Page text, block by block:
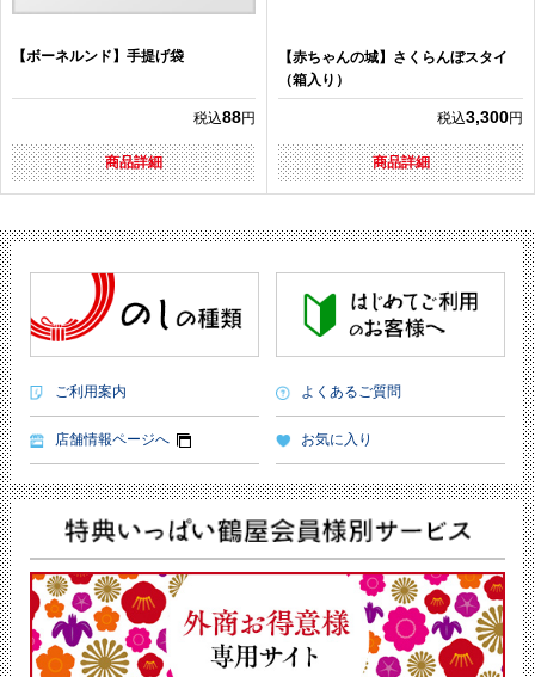
【ボーネルンド】手提げ袋
税込88円
商品詳細
【赤ちゃんの城】さくらんぼスタイ
（箱入り）
税込3,300円
商品詳細
ご利用案内 よくあるご質問
店舗情報ページへ お気に入り